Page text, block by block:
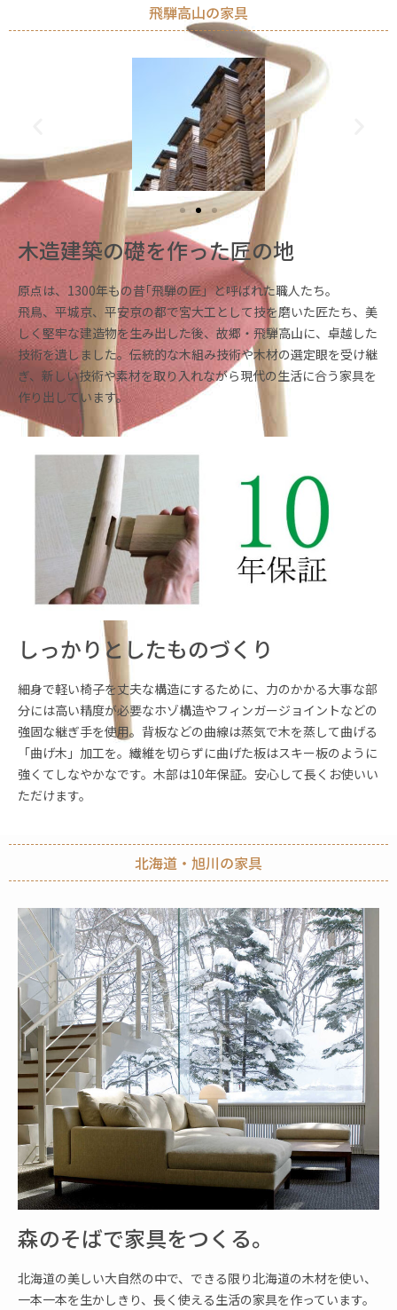
飛騨高山の家具
木造建築の礎を作った匠の地
原点は、1300年もの昔｢飛騨の匠」と呼ばれた職人たち。
飛鳥、平城京、平安京の都で宮大工として技を磨いた匠たち、美
しく堅牢な建造物を生み出した後、故郷・飛騨高山に、卓越した
技術を遺しました。伝統的な木組み技術や木材の選定眼を受け継
ぎ、新しい技術や素材を取り入れながら現代の生活に合う家具を
作り出しています。
しっかりとしたものづくり
細身で軽い椅子を丈夫な構造にするために、力のかかる大事な部
分には高い精度が必要なホゾ構造やフィンガージョイントなどの
強固な継ぎ手を使用。背板などの曲線は蒸気で木を蒸して曲げる
「曲げ木」加工を。繊維を切らずに曲げた板はスキー板のように
強くてしなやかなです。木部は10年保証。安心して長くお使いい
ただけます。
北海道・旭川の家具
森のそばで家具をつくる。
北海道の美しい大自然の中で、できる限り北海道の木材を使い、
一本一本を生かしきり、長く使える生活の家具を作っています。